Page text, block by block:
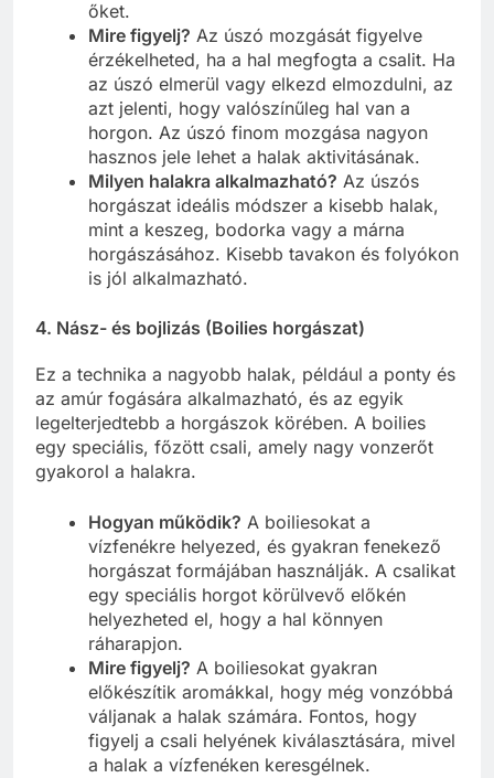
őket.
Mire figyelj? Az úszó mozgását figyelve
érzékelheted, ha a hal megfogta a csalit. Ha
az úszó elmerül vagy elkezd elmozdulni, az
azt jelenti, hogy valószínűleg hal van a
horgon. Az úszó finom mozgása nagyon
hasznos jele lehet a halak aktivitásának.
Milyen halakra alkalmazható? Az úszós
horgászat ideális módszer a kisebb halak,
mint a keszeg, bodorka vagy a márna
horgászásához. Kisebb tavakon és folyókon
is jól alkalmazható.
4. Nász- és bojlizás (Boilies horgászat)
Ez a technika a nagyobb halak, például a ponty és
az amúr fogására alkalmazható, és az egyik
legelterjedtebb a horgászok körében. A boilies
egy speciális, főzött csali, amely nagy vonzerőt
gyakorol a halakra.
Hogyan működik? A boiliesokat a
vízfenékre helyezed, és gyakran fenekező
horgászat formájában használják. A csalikat
egy speciális horgot körülvevő előkén
helyezheted el, hogy a hal könnyen
ráharapjon.
Mire figyelj? A boiliesokat gyakran
előkészítik aromákkal, hogy még vonzóbbá
váljanak a halak számára. Fontos, hogy
figyelj a csali helyének kiválasztására, mivel
a halak a vízfenéken keresgélnek.